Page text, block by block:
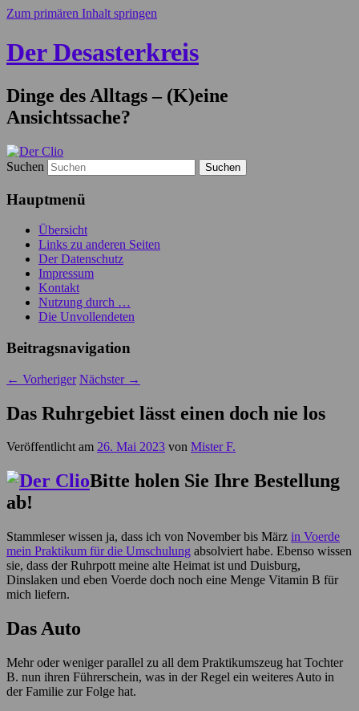
Zum primären Inhalt springen
Der Desasterkreis
Dinge des Alltags – (K)eine
Ansichtssache?
Suchen
Hauptmenü
Übersicht
Links zu anderen Seiten
Der Datenschutz
Impressum
Kontakt
Nutzung durch …
Die Unvollendeten
Beitragsnavigation
← Vorheriger Nächster →
Das Ruhrgebiet lässt einen doch nie los
Veröffentlicht am 26. Mai 2023 von Mister F.
Bitte holen Sie Ihre Bestellung
ab!
Stammleser wissen ja, dass ich von November bis März in Voerde
mein Praktikum für die Umschulung absolviert habe. Ebenso wissen
sie, dass der Ruhrpott meine alte Heimat ist und Duisburg,
Dinslaken und eben Voerde doch noch eine Menge Vitamin B für
mich liefern.
Das Auto
Mehr oder weniger parallel zu all dem Praktikumszeug hat Tochter
B. nun ihren Führerschein, was in der Regel ein weiteres Auto in
der Familie zur Folge hat.